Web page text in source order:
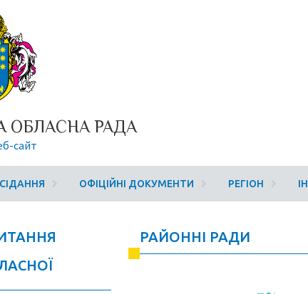
ОБЛАСНА РАДА
сайт
ОФІЦІЙНІ ДОКУМЕНТИ РЕГІОН
РАЙОННІ РАДИ